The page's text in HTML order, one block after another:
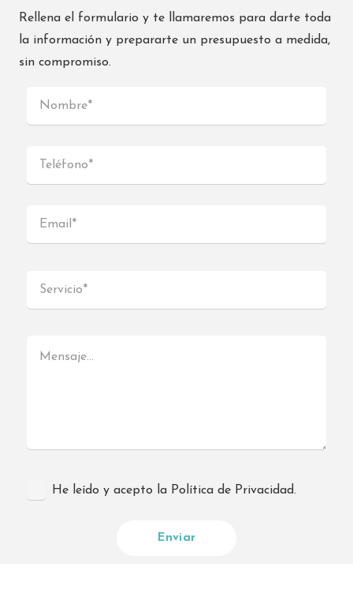
Rellena el formulario y te llamaremos para darte toda
la información y prepararte un presupuesto a medida,
sin compromiso.
He leído y acepto la Política de Privacidad.